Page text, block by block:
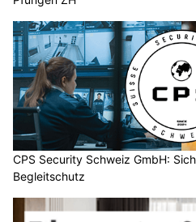
CPS Security Schweiz GmbH:
Begleitschutz